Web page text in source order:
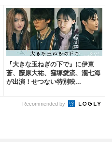
『大きな玉ねぎの下で』に伊東
蒼、藤原大祐、窪塚愛流、瀧七海
が出演！せつない特別映...
Recommended by